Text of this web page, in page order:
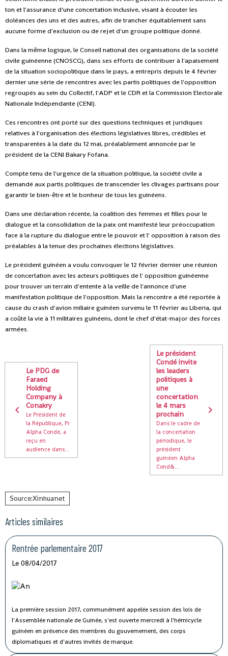
ton et l'assurance d'une concertation inclusive, visant à écouter les
doléances des uns et des autres, afin de trancher équitablement sans
aucune forme d'exclusion ou de rejet d'un groupe politique donné.
Dans la même logique, le Conseil national des organisations de la société
civile guinéenne (CNOSCG), dans ses efforts de contribuer à l'apaisement
de la situation sociopolitique dans le pays, a entrepris depuis le 4 février
dernier une série de rencontres avec les partis politiques de l'opposition
regroupés au sein du Collectif, l'ADP et le CDR et la Commission Electorale
Nationale Indépendante (CENI).
Ces rencontres ont porté sur des questions techniques et juridiques
relatives à l'organisation des élections législatives libres, crédibles et
transparentes à la date du 12 mai, préalablement annoncée par le
président de la CENI Bakary Fofana.
Compte tenu de l'urgence de la situation politique, la société civile a
demandé aux partis politiques de transcender les clivages partisans pour
garantir le bien-être et le bonheur de tous les guinéens.
Dans une déclaration récente, la coalition des femmes et filles pour le
dialogue et la consolidation de la paix ont manifesté leur préoccupation
face à la rupture du dialogue entre le pouvoir et l' opposition à raison des
préalables à la tenue des prochaines élections législatives.
Le président guinéen a voulu convoquer le 12 février dernier une réunion
de concertation avec les acteurs politiques de l' opposition guinéenne
pour trouver un terrain d'entente à la veille de l'annonce d'une
manifestation politique de l'opposition. Mais la rencontre a été reportée à
cause du crash d'avion miliaire guinéen survenu le 11 février au Liberia, qui
a coûté la vie à 11 militaires guinéens, dont le chef d'état-major des forces
armées.
Le PDG de
Faraed
Holding
Company à
Conakry
Le Président de
la République, Pr
Alpha Condé, a
reçu en
audience dans...
Le président
Condé invite
les leaders
politiques à
une
concertation
le 4 mars
prochain
Dans le cadre de
la concertation
périodique, le
président
guinéen Alpha
Cond&...
Source:Xinhuanet
Articles similaires
Rentrée parlementaire 2017
Le 08/04/2017
La première session 2017, communément appelée session des lois de
l'Assemblée nationale de Guinée, s'est ouverte mercredi à l'hémicycle
guinéen en présence des membres du gouvernement, des corps
diplomatiques et d'autres invités de marque.